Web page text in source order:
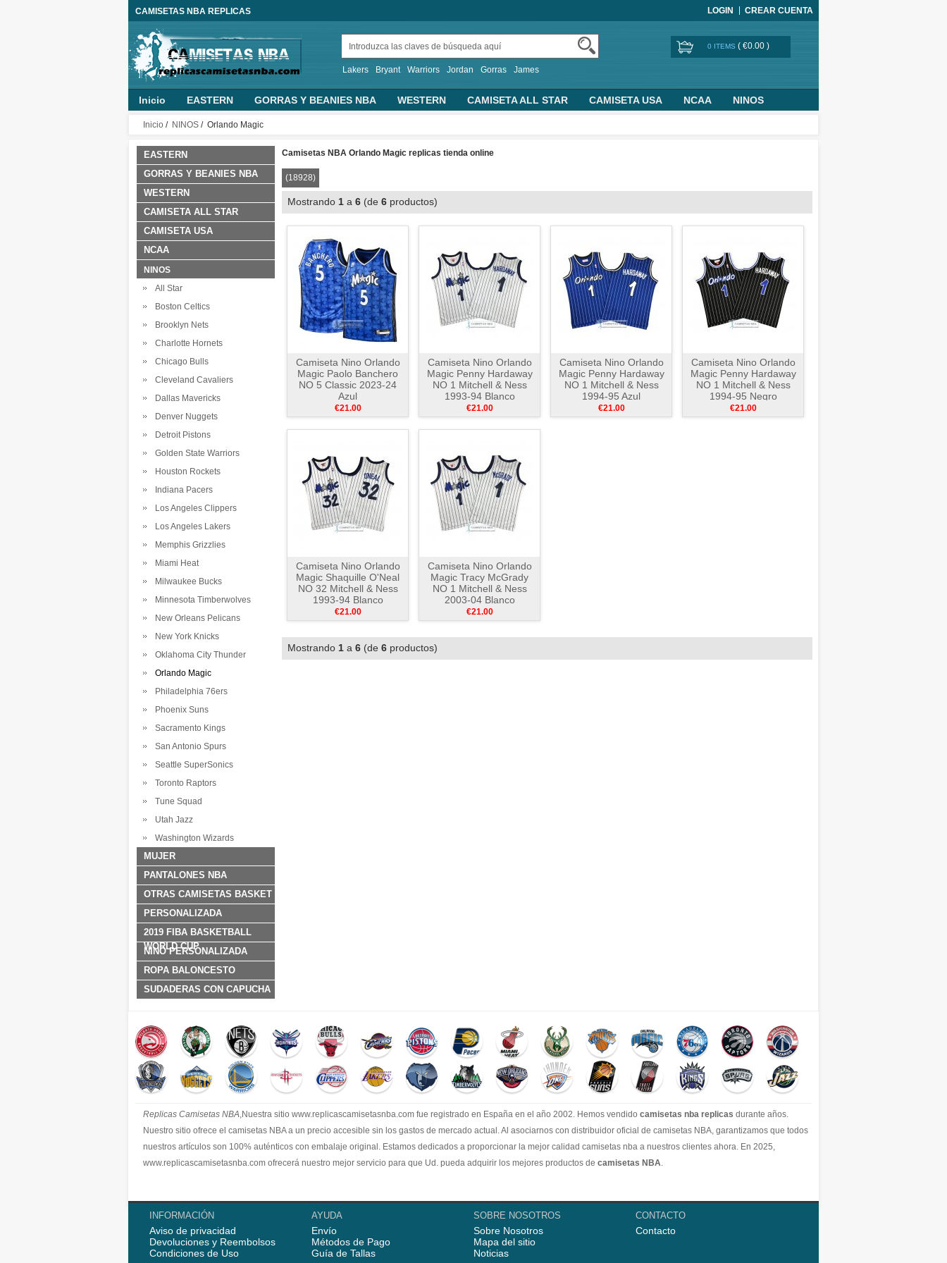
CAMISETAS NBA REPLICAS LOGIN CREAR CUENTA
Lakers Bryant Warriors Jordan Gorras James
0 ITEMS ( €0.00 )
Inicio EASTERN GORRAS Y BEANIES NBA WESTERN CAMISETA ALL STAR CAMISETA USA NCAA
NINOS
MUJER
PANTALONES NBA
Inicio / NINOS / Orlando Magic
EASTERN
GORRAS Y BEANIES NBA
WESTERN
CAMISETA ALL STAR
CAMISETA USA
NCAA
NINOS
All Star
Boston Celtics
Brooklyn Nets
Charlotte Hornets
Chicago Bulls
Cleveland Cavaliers
Dallas Mavericks
Denver Nuggets
Detroit Pistons
Golden State Warriors
Houston Rockets
Indiana Pacers
Los Angeles Clippers
Los Angeles Lakers
Memphis Grizzlies
Miami Heat
Milwaukee Bucks
Minnesota Timberwolves
New Orleans Pelicans
New York Knicks
Oklahoma City Thunder
Orlando Magic
Philadelphia 76ers
Phoenix Suns
Sacramento Kings
San Antonio Spurs
Seattle SuperSonics
Toronto Raptors
Tune Squad
Utah Jazz
Washington Wizards
MUJER
PANTALONES NBA
OTRAS CAMISETAS BASKET
PERSONALIZADA
2019 FIBA BASKETBALL
WORLD CUP
NINO PERSONALIZADA
ROPA BALONCESTO
SUDADERAS CON CAPUCHA
Camisetas NBA Orlando Magic replicas tienda online
(18928)
Mostrando 1 a 6 (de 6 productos)
Camiseta Nino Orlando
Magic Paolo Banchero
NO 5 Classic 2023-24
Azul
€21.00
Camiseta Nino Orlando
Magic Penny Hardaway
NO 1 Mitchell & Ness
1993-94 Blanco
€21.00
Camiseta Nino Orlando
Magic Penny Hardaway
NO 1 Mitchell & Ness
1994-95 Azul
€21.00
Camiseta Nino Orlando
Magic Penny Hardaway
NO 1 Mitchell & Ness
1994-95 Negro
€21.00
Camiseta Nino Orlando
Magic Shaquille O'Neal
NO 32 Mitchell & Ness
1993-94 Blanco
€21.00
Camiseta Nino Orlando
Magic Tracy McGrady
NO 1 Mitchell & Ness
2003-04 Blanco
€21.00
Mostrando 1 a 6 (de 6 productos)
Replicas Camisetas NBA,Nuestra sitio www.replicascamisetasnba.com fue registrado en España en el año 2002. Hemos vendido camisetas nba replicas durante años.
Nuestro sitio ofrece el camisetas NBA a un precio accesible sin los gastos de mercado actual. Al asociarnos con distribuidor oficial de camisetas NBA, garantizamos que todos
nuestros artículos son 100% auténticos con embalaje original. Estamos dedicados a proporcionar la mejor calidad camisetas nba a nuestros clientes ahora. En 2025,
www.replicascamisetasnba.com ofrecerá nuestro mejor servicio para que Ud. pueda adquirir los mejores productos de camisetas NBA.
INFORMACIÓN
Aviso de privacidad
Devoluciones y Reembolsos
Condiciones de Uso
AYUDA
Envío
Métodos de Pago
Guía de Tallas
SOBRE NOSOTROS
Sobre Nosotros
Mapa del sitio
Noticias
CONTACTO
Contacto